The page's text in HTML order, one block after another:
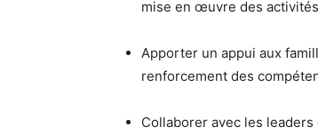
mise en œuvre des
Apporter un appui aux
renforcement des
Collaborer avec les